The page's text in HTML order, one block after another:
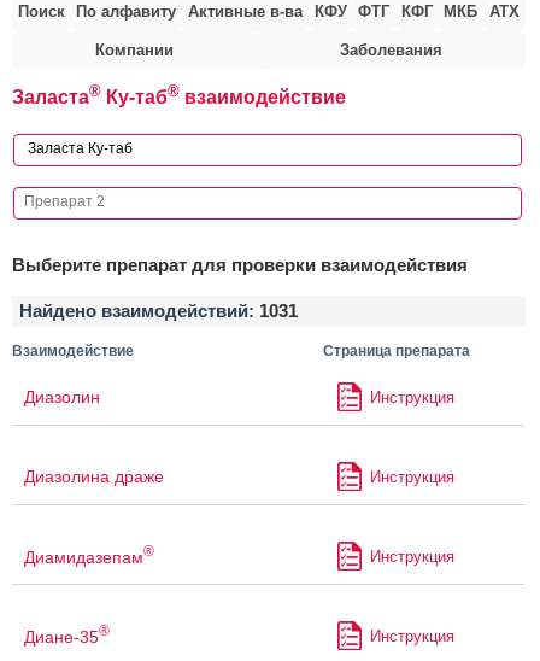
Поиск По алфавиту Активные в-ва КФУ ФТГ КФГ МКБ АТХ
Компании Заболевания
Заласта® Ку-таб® взаимодействие
Выберите препарат для проверки взаимодействия
Найдено взаимодействий: 1031
Взаимодействие Страница препарата
Диазолин Инструкция
Диазолина драже Инструкция
Диамидазепам® Инструкция
Диане-35® Инструкция